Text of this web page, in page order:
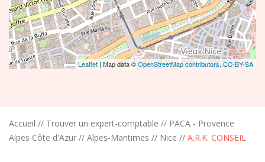
Leaflet | Map data ©OpenStreetMap contributors, CC-BY-SA
Accueil // Trouver un expert-comptable // PACA - Provence
Alpes Côte d'Azur // Alpes-Maritimes // Nice // A.R.K. CONSEIL